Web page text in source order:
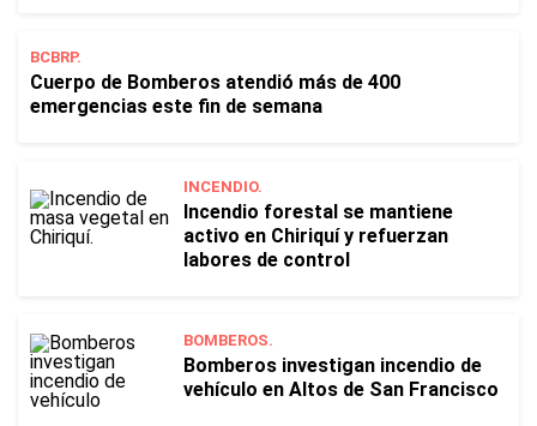
BCBRP.
Cuerpo de Bomberos atendió más de 400
emergencias este fin de semana
INCENDIO.
Incendio forestal se mantiene
activo en Chiriquí y refuerzan
labores de control
BOMBEROS.
Bomberos investigan incendio de
vehículo en Altos de San Francisco